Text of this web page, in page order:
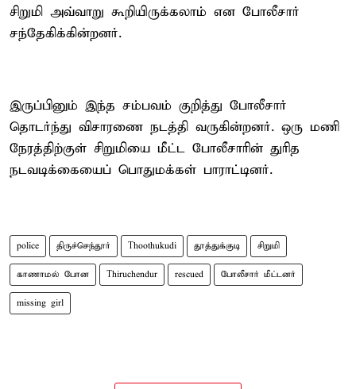
சிறுமி அவ்வாறு கூறியிருக்கலாம் என போலீசார்
சந்தேகிக்கின்றனர்.
இருப்பினும் இந்த சம்பவம் குறித்து போலீசார்
தொடர்ந்து விசாரணை நடத்தி வருகின்றனர். ஒரு மணி
நேரத்திற்குள் சிறுமியை மீட்ட போலீசாரின் துரித
நடவடிக்கையைப் பொதுமக்கள் பாராட்டினர்.
police திருச்செந்தூர் Thoothukudi தூத்துக்குடி சிறுமி
காணாமல் போன Thiruchendur rescued போலீசார் மீட்டனர்
missing girl